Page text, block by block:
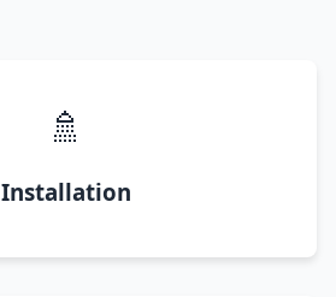
🚿
Installation